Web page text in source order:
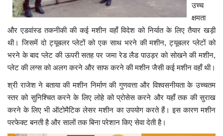
उच्च
क्षमता
और एडवांस्ड तकनीकी की कई मशीन वहाँ विदेश को निर्यात के लिए तैयार खड़ी
थी। जिसमें दो ट्यूबलर प्लेटों को एक साथ भरने की मशीन, ट्यूबलर प्लेटों को
भरने के बाद प्लेट की ऊपरी सतह पर जमा रेड लैड पाउड़र को सोखने की मशीन,
प्लेट की लग्स को अलग करने और साफ करने की मशीन जैसी कई मशीन वहाँ थी।
श्री राजेश ने बताया की मशीन निर्माण की गुणवत्ता और विश्वसनीयता के उच्चतम
स्तर को सुनिश्चित करने के लिए लोहे को प्रोसेस करने और यहाँ तक की सुराख
करने के लिए भी ऑटोमैटिक लेसर मशीन का उपयोग करते हैं। इस कारण मशीन
परफेक्ट बनती है और सालों तक बिना परेशान किए सेवा देती है।